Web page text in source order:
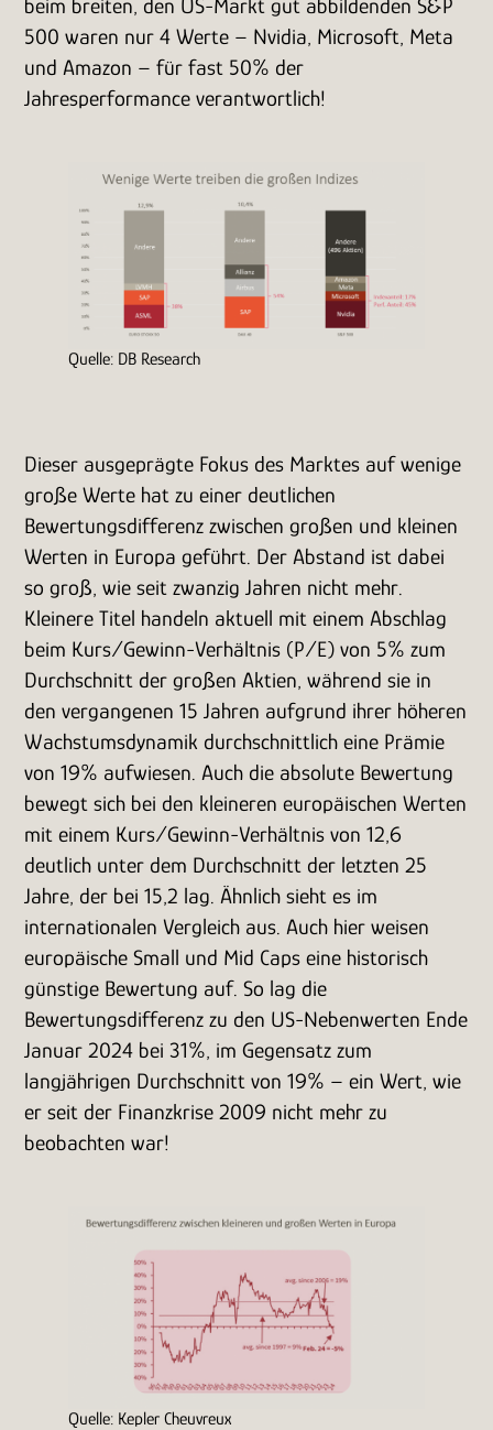
beim breiten, den US-Markt gut abbildenden S&P
500 waren nur 4 Werte – Nvidia, Microsoft, Meta
und Amazon – für fast 50% der
Jahresperformance verantwortlich!
Quelle: DB Research
Dieser ausgeprägte Fokus des Marktes auf wenige
große Werte hat zu einer deutlichen
Bewertungsdifferenz zwischen großen und kleinen
Werten in Europa geführt. Der Abstand ist dabei
so groß, wie seit zwanzig Jahren nicht mehr.
Kleinere Titel handeln aktuell mit einem Abschlag
beim Kurs/Gewinn-Verhältnis (P/E) von 5% zum
Durchschnitt der großen Aktien, während sie in
den vergangenen 15 Jahren aufgrund ihrer höheren
Wachstumsdynamik durchschnittlich eine Prämie
von 19% aufwiesen. Auch die absolute Bewertung
bewegt sich bei den kleineren europäischen Werten
mit einem Kurs/Gewinn-Verhältnis von 12,6
deutlich unter dem Durchschnitt der letzten 25
Jahre, der bei 15,2 lag. Ähnlich sieht es im
internationalen Vergleich aus. Auch hier weisen
europäische Small und Mid Caps eine historisch
günstige Bewertung auf. So lag die
Bewertungsdifferenz zu den US-Nebenwerten Ende
Januar 2024 bei 31%, im Gegensatz zum
langjährigen Durchschnitt von 19% – ein Wert, wie
er seit der Finanzkrise 2009 nicht mehr zu
beobachten war!
Quelle: Kepler Cheuvreux